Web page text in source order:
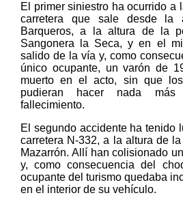
El primer siniestro ha ocurrido a
carretera que sale desde la
Barqueros, a la altura de la
Sangonera la Seca, y en el
salido de la vía y, como
único ocupante, un varón de
muerto en el acto, sin que
pudieran hacer nada
fallecimiento.
El segundo accidente ha tenido
carretera N-332, a la altura de
Mazarrón. Allí han colisionado
y, como consecuencia del
ocupante del turismo quedaba
en el interior de su vehículo.